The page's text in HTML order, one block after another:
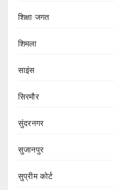
शिक्षा जगत
शिमला
साइंस
सिरमौर
सुंदरनगर
सुजानपुर
सुप्रीम कोर्ट